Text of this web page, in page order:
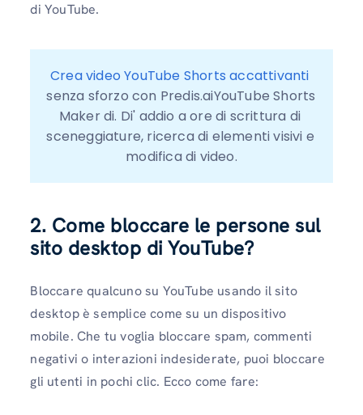
di YouTube.
Crea video YouTube Shorts accattivanti
senza sforzo con Predis.aiYouTube Shorts
Maker di. Di' addio a ore di scrittura di
sceneggiature, ricerca di elementi visivi e
modifica di video.
2. Come bloccare le persone sul
sito desktop di YouTube?
Bloccare qualcuno su YouTube usando il sito
desktop è semplice come su un dispositivo
mobile. Che tu voglia bloccare spam, commenti
negativi o interazioni indesiderate, puoi bloccare
gli utenti in pochi clic. Ecco come fare: